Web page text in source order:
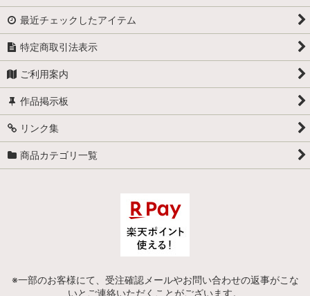
最近チェックしたアイテム
特定商取引法表示
ご利用案内
作品掲示板
リンク集
商品カテゴリ一覧
※一部のお客様にて、受注確認メールやお問い合わせの返事がこな
いとご連絡いただくことがございます。